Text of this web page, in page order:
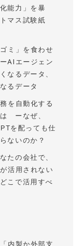
化能力」を暴
マス試験紙
ミ」を食わせ
AIエージェン
なるデータ、
るデータ
を自動化する
ーなぜ、
を配っても仕
ないのか？
たの会社で、
活用されない
こで活用すべ